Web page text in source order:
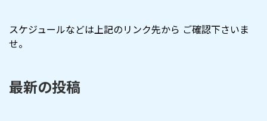
スケジュールなどは上記のリンク先から ご確認下さいま
せ。
最新の投稿